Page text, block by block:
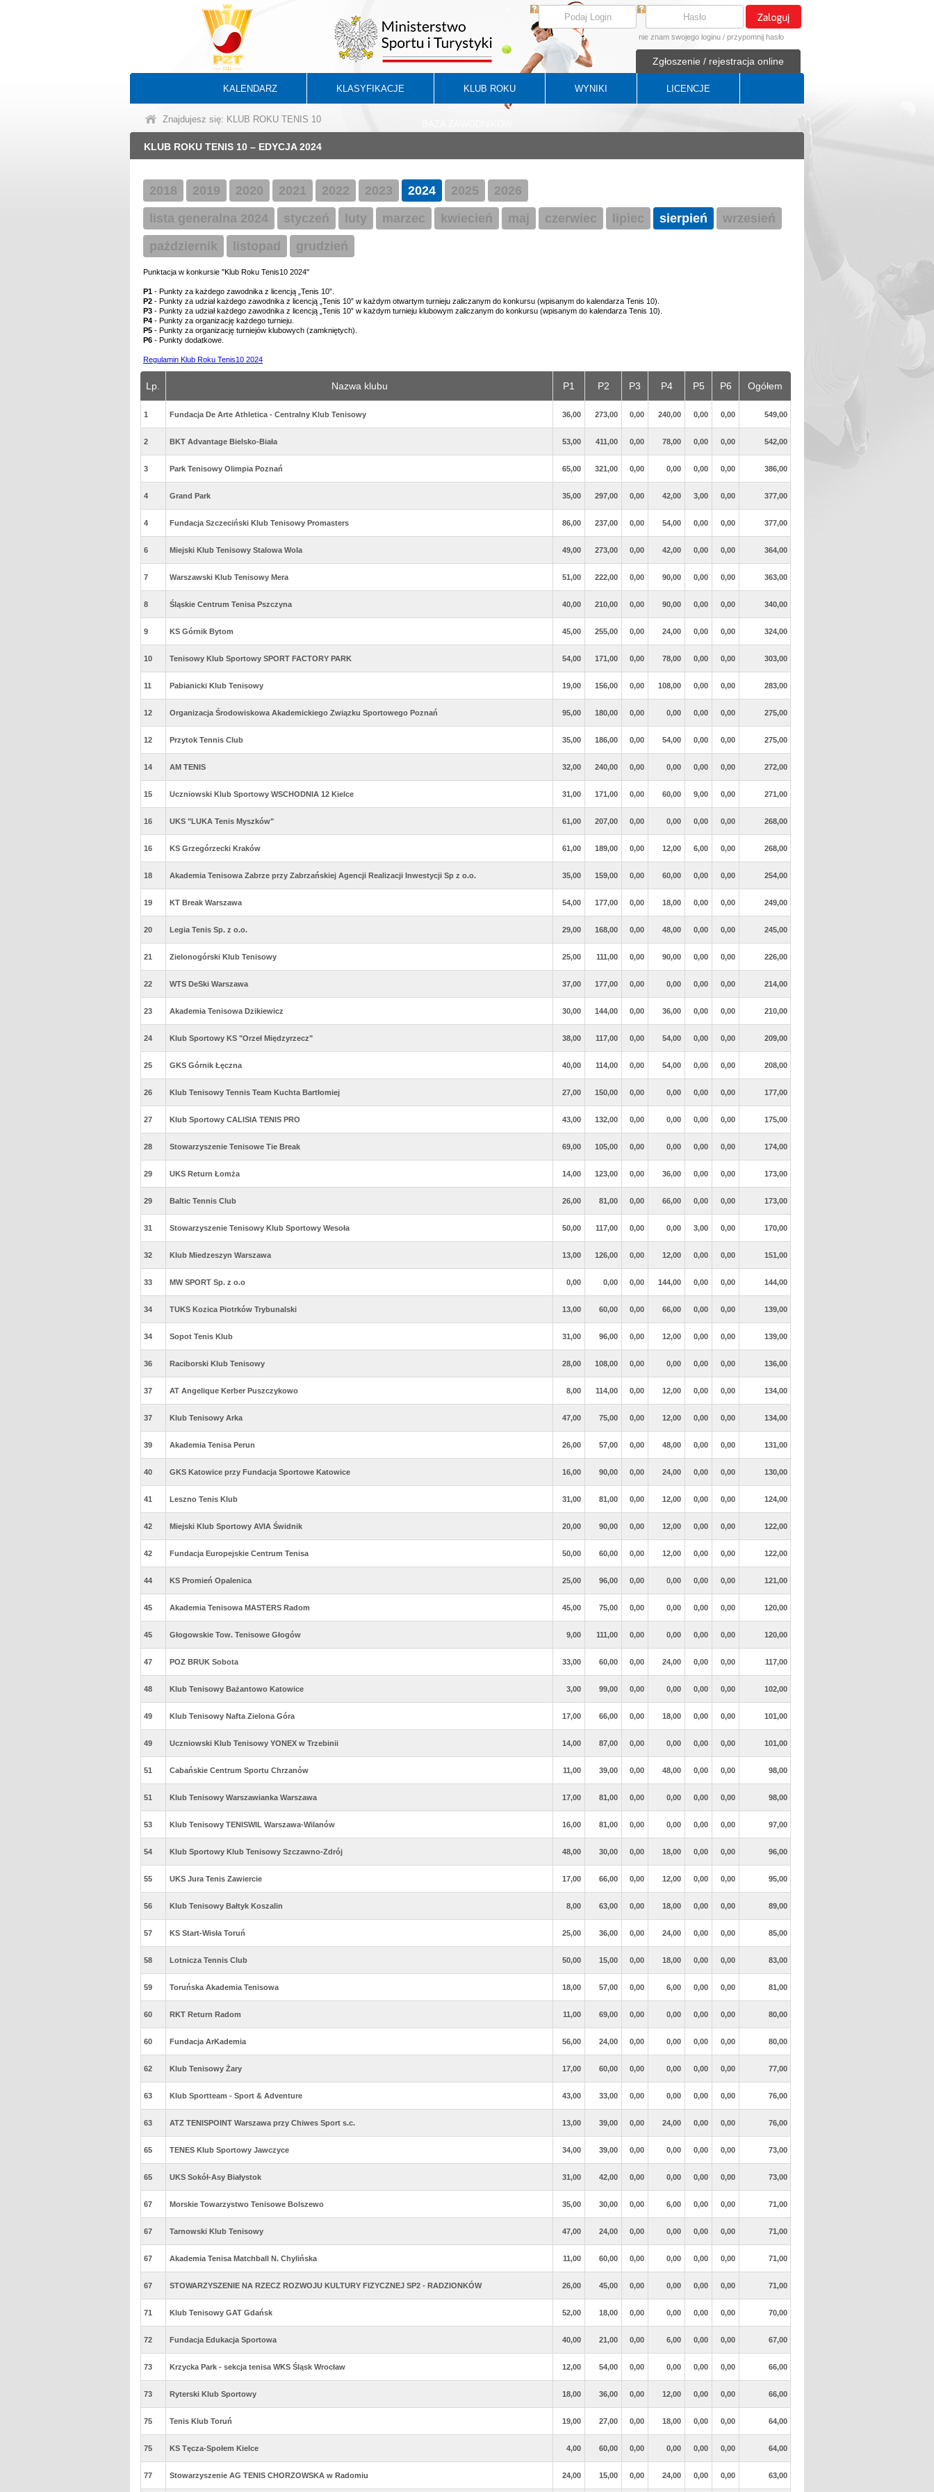
nie znam swojego loginu / przypomnij hasło
Zgłoszenie / rejestracja online
KALENDARZ KLASYFIKACJE KLUB ROKU WYNIKI LICENCJE
Znajdujesz się: KLUB ROKU TENIS 10
KLUB ROKU TENIS 10 – EDYCJA 2024
2018 2019 2020 2021 2022 2023 2024 2025
2026
lista generalna 2024
styczeń luty marzec kwiecień maj czerwiec lipiec sierpień
wrzesień
pażdziernik
listopad grudzień
Punktacja w konkursie "Klub Roku Tenis10 2024"
P1 - Punkty za każdego zawodnika z licencją „Tenis 10”.
P2 - Punkty za udział każdego zawodnika z licencją „Tenis 10” w każdym otwartym turnieju zaliczanym do konkursu (wpisanym do kalendarza Tenis 10).
P3 - Punkty za udział każdego zawodnika z licencją „Tenis 10” w każdym turnieju klubowym zaliczanym do konkursu (wpisanym do kalendarza Tenis 10).
P4 - Punkty za organizację każdego turnieju.
P5 - Punkty za organizację turniejów klubowych (zamkniętych).
P6 - Punkty dodatkowe.
Regulamin Klub Roku Tenis10 2024
Lp. Nazwa klubu P1 P2 P3 P4 P5 P6 Ogółem
1 Fundacja De Arte Athletica - Centralny Klub Tenisowy 36,00 273,00 0,00 240,00 0,00 0,00 549,00
2 BKT Advantage Bielsko-Biała 53,00 411,00 0,00 78,00 0,00 0,00 542,00
3 Park Tenisowy Olimpia Poznań 65,00 321,00 0,00 0,00 0,00 0,00 386,00
4 Grand Park 35,00 297,00 0,00 42,00 3,00 0,00 377,00
4 Fundacja Szczeciński Klub Tenisowy Promasters 86,00 237,00 0,00 54,00 0,00 0,00 377,00
6 Miejski Klub Tenisowy Stalowa Wola 49,00 273,00 0,00 42,00 0,00 0,00 364,00
7 Warszawski Klub Tenisowy Mera 51,00 222,00 0,00 90,00 0,00 0,00 363,00
8 Śląskie Centrum Tenisa Pszczyna 40,00 210,00 0,00 90,00 0,00 0,00 340,00
9 KS Górnik Bytom 45,00 255,00 0,00 24,00 0,00 0,00 324,00
10 Tenisowy Klub Sportowy SPORT FACTORY PARK 54,00 171,00 0,00 78,00 0,00 0,00 303,00
11 Pabianicki Klub Tenisowy 19,00 156,00 0,00 108,00 0,00 0,00 283,00
12 Organizacja Środowiskowa Akademickiego Związku Sportowego Poznań 95,00 180,00 0,00 0,00 0,00 0,00 275,00
12 Przytok Tennis Club 35,00 186,00 0,00 54,00 0,00 0,00 275,00
14 AM TENIS 32,00 240,00 0,00 0,00 0,00 0,00 272,00
15 Uczniowski Klub Sportowy WSCHODNIA 12 Kielce 31,00 171,00 0,00 60,00 9,00 0,00 271,00
16 UKS "LUKA Tenis Myszków" 61,00 207,00 0,00 0,00 0,00 0,00 268,00
16 KS Grzegórzecki Kraków 61,00 189,00 0,00 12,00 6,00 0,00 268,00
18 Akademia Tenisowa Zabrze przy Zabrzańskiej Agencji Realizacji Inwestycji Sp z o.o. 35,00 159,00 0,00 60,00 0,00 0,00 254,00
19 KT Break Warszawa 54,00 177,00 0,00 18,00 0,00 0,00 249,00
20 Legia Tenis Sp. z o.o. 29,00 168,00 0,00 48,00 0,00 0,00 245,00
21 Zielonogórski Klub Tenisowy 25,00 111,00 0,00 90,00 0,00 0,00 226,00
22 WTS DeSki Warszawa 37,00 177,00 0,00 0,00 0,00 0,00 214,00
23 Akademia Tenisowa Dzikiewicz 30,00 144,00 0,00 36,00 0,00 0,00 210,00
24 Klub Sportowy KS "Orzeł Międzyrzecz" 38,00 117,00 0,00 54,00 0,00 0,00 209,00
25 GKS Górnik Łęczna 40,00 114,00 0,00 54,00 0,00 0,00 208,00
26 Klub Tenisowy Tennis Team Kuchta Bartłomiej 27,00 150,00 0,00 0,00 0,00 0,00 177,00
27 Klub Sportowy CALISIA TENIS PRO 43,00 132,00 0,00 0,00 0,00 0,00 175,00
28 Stowarzyszenie Tenisowe Tie Break 69,00 105,00 0,00 0,00 0,00 0,00 174,00
29 UKS Return Łomża 14,00 123,00 0,00 36,00 0,00 0,00 173,00
29 Baltic Tennis Club 26,00 81,00 0,00 66,00 0,00 0,00 173,00
31 Stowarzyszenie Tenisowy Klub Sportowy Wesoła 50,00 117,00 0,00 0,00 3,00 0,00 170,00
32 Klub Miedzeszyn Warszawa 13,00 126,00 0,00 12,00 0,00 0,00 151,00
33 MW SPORT Sp. z o.o 0,00 0,00 0,00 144,00 0,00 0,00 144,00
34 TUKS Kozica Piotrków Trybunalski 13,00 60,00 0,00 66,00 0,00 0,00 139,00
34 Sopot Tenis Klub 31,00 96,00 0,00 12,00 0,00 0,00 139,00
36 Raciborski Klub Tenisowy 28,00 108,00 0,00 0,00 0,00 0,00 136,00
37 AT Angelique Kerber Puszczykowo 8,00 114,00 0,00 12,00 0,00 0,00 134,00
37 Klub Tenisowy Arka 47,00 75,00 0,00 12,00 0,00 0,00 134,00
39 Akademia Tenisa Perun 26,00 57,00 0,00 48,00 0,00 0,00 131,00
40 GKS Katowice przy Fundacja Sportowe Katowice 16,00 90,00 0,00 24,00 0,00 0,00 130,00
41 Leszno Tenis Klub 31,00 81,00 0,00 12,00 0,00 0,00 124,00
42 Miejski Klub Sportowy AVIA Świdnik 20,00 90,00 0,00 12,00 0,00 0,00 122,00
42 Fundacja Europejskie Centrum Tenisa 50,00 60,00 0,00 12,00 0,00 0,00 122,00
44 KS Promień Opalenica 25,00 96,00 0,00 0,00 0,00 0,00 121,00
45 Akademia Tenisowa MASTERS Radom 45,00 75,00 0,00 0,00 0,00 0,00 120,00
45 Głogowskie Tow. Tenisowe Głogów 9,00 111,00 0,00 0,00 0,00 0,00 120,00
47 POZ BRUK Sobota 33,00 60,00 0,00 24,00 0,00 0,00 117,00
48 Klub Tenisowy Bażantowo Katowice 3,00 99,00 0,00 0,00 0,00 0,00 102,00
49 Klub Tenisowy Nafta Zielona Góra 17,00 66,00 0,00 18,00 0,00 0,00 101,00
49 Uczniowski Klub Tenisowy YONEX w Trzebinii 14,00 87,00 0,00 0,00 0,00 0,00 101,00
51 Cabańskie Centrum Sportu Chrzanów 11,00 39,00 0,00 48,00 0,00 0,00 98,00
51 Klub Tenisowy Warszawianka Warszawa 17,00 81,00 0,00 0,00 0,00 0,00 98,00
53 Klub Tenisowy TENISWIL Warszawa-Wilanów 16,00 81,00 0,00 0,00 0,00 0,00 97,00
54 Klub Sportowy Klub Tenisowy Szczawno-Zdrój 48,00 30,00 0,00 18,00 0,00 0,00 96,00
55 UKS Jura Tenis Zawiercie 17,00 66,00 0,00 12,00 0,00 0,00 95,00
56 Klub Tenisowy Bałtyk Koszalin 8,00 63,00 0,00 18,00 0,00 0,00 89,00
57 KS Start-Wisła Toruń 25,00 36,00 0,00 24,00 0,00 0,00 85,00
58 Lotnicza Tennis Club 50,00 15,00 0,00 18,00 0,00 0,00 83,00
59 Toruńska Akademia Tenisowa 18,00 57,00 0,00 6,00 0,00 0,00 81,00
60 RKT Return Radom 11,00 69,00 0,00 0,00 0,00 0,00 80,00
60 Fundacja ArKademia 56,00 24,00 0,00 0,00 0,00 0,00 80,00
62 Klub Tenisowy Żary 17,00 60,00 0,00 0,00 0,00 0,00 77,00
63 Klub Sportteam - Sport & Adventure 43,00 33,00 0,00 0,00 0,00 0,00 76,00
63 ATZ TENISPOINT Warszawa przy Chiwes Sport s.c. 13,00 39,00 0,00 24,00 0,00 0,00 76,00
65 TENES Klub Sportowy Jawczyce 34,00 39,00 0,00 0,00 0,00 0,00 73,00
65 UKS Sokół-Asy Białystok 31,00 42,00 0,00 0,00 0,00 0,00 73,00
67 Morskie Towarzystwo Tenisowe Bolszewo 35,00 30,00 0,00 6,00 0,00 0,00 71,00
67 Tarnowski Klub Tenisowy 47,00 24,00 0,00 0,00 0,00 0,00 71,00
67 Akademia Tenisa Matchball N. Chylińska 11,00 60,00 0,00 0,00 0,00 0,00 71,00
67 STOWARZYSZENIE NA RZECZ ROZWOJU KULTURY FIZYCZNEJ SP2 - RADZIONKÓW 26,00 45,00 0,00 0,00 0,00 0,00 71,00
71 Klub Tenisowy GAT Gdańsk 52,00 18,00 0,00 0,00 0,00 0,00 70,00
72 Fundacja Edukacja Sportowa 40,00 21,00 0,00 6,00 0,00 0,00 67,00
73 Krzycka Park - sekcja tenisa WKS Śląsk Wrocław 12,00 54,00 0,00 0,00 0,00 0,00 66,00
73 Ryterski Klub Sportowy 18,00 36,00 0,00 12,00 0,00 0,00 66,00
75 Tenis Klub Toruń 19,00 27,00 0,00 18,00 0,00 0,00 64,00
75 KS Tęcza-Społem Kielce 4,00 60,00 0,00 0,00 0,00 0,00 64,00
77 Stowarzyszenie AG TENIS CHORZOWSKA w Radomiu 24,00 15,00 0,00 24,00 0,00 0,00 63,00